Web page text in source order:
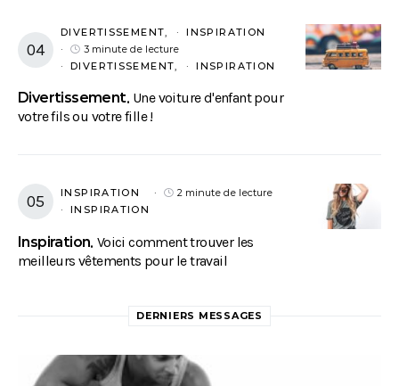
DIVERTISSEMENT
INSPIRATION
3 minute de lecture
DIVERTISSEMENT
INSPIRATION
Divertissement Une voiture d'enfant pour
votre fils ou votre fille !
INSPIRATION
2 minute de lecture
INSPIRATION
Inspiration Voici comment trouver les
meilleurs vêtements pour le travail
DERNIERS MESSAGES